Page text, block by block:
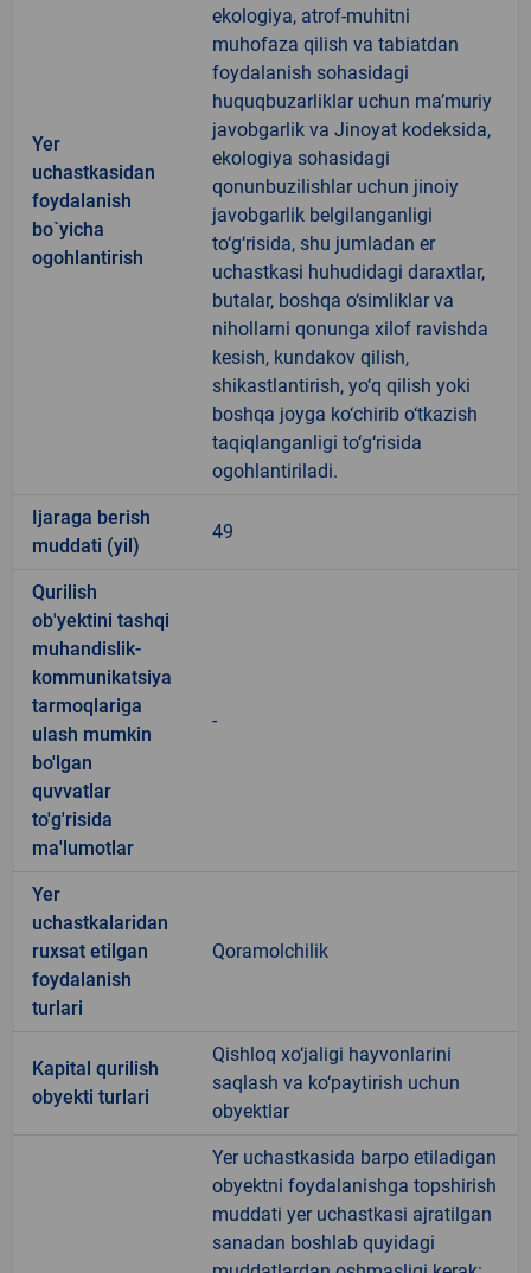
Yer
uchastkasidan
foydalanish
bo`yicha
ogohlantirish
ekologiya, atrof-muhitni
muhofaza qilish va tabiatdan
foydalanish sohasidagi
huquqbuzarliklar uchun ma’muriy
javobgarlik va Jinoyat kodeksida,
ekologiya sohasidagi
qonunbuzilishlar uchun jinoiy
javobgarlik belgilanganligi
to‘g‘risida, shu jumladan er
uchastkasi huhudidagi daraxtlar,
butalar, boshqa o‘simliklar va
nihollarni qonunga xilof ravishda
kesish, kundakov qilish,
shikastlantirish, yo‘q qilish yoki
boshqa joyga ko‘chirib o‘tkazish
taqiqlanganligi to‘g‘risida
ogohlantiriladi.
Ijaraga berish
muddati (yil)
49
Qurilish
ob'yektini tashqi
muhandislik-
kommunikatsiya
tarmoqlariga
ulash mumkin
bo'lgan
quvvatlar
to'g'risida
ma'lumotlar
-
Yer
uchastkalaridan
ruxsat etilgan
foydalanish
turlari
Qoramolchilik
Kapital qurilish
obyekti turlari
Qishloq xo‘jaligi hayvonlarini
saqlash va ko‘paytirish uchun
obyektlar
Yer uchastkasida barpo etiladigan
obyektni foydalanishga topshirish
muddati yer uchastkasi ajratilgan
sanadan boshlab quyidagi